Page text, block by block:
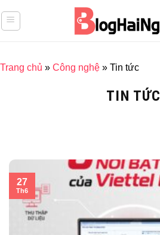
to
Trang chủ » Công nghệ » Tin tức
TIN TỨC
27
Th6